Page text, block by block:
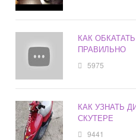
КАК
ПРАВИЛЬНО
5975
КАК УЗНАТЬ
СКУТЕРЕ
9441